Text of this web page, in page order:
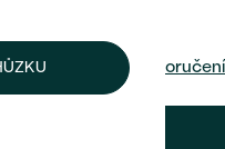
Možnosti doručení